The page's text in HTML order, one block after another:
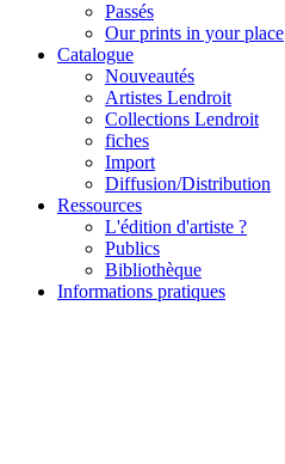
Passés
Our prints in your place
Catalogue
Nouveautés
Artistes Lendroit
Collections Lendroit
fiches
Import
Diffusion/Distribution
Ressources
L'édition d'artiste ?
Publics
Bibliothèque
Informations pratiques